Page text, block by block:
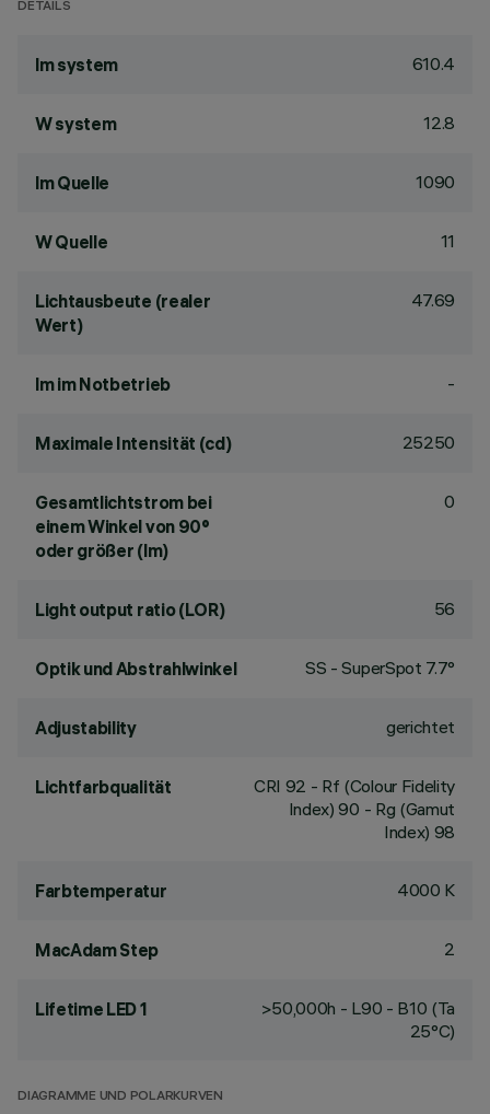
DETAILS
lm system 610.4
W system 12.8
lm Quelle 1090
W Quelle 11
Lichtausbeute (realer
Wert)
47.69
lm im Notbetrieb -
Maximale Intensität (cd) 25250
Gesamtlichtstrom bei
einem Winkel von 90°
oder größer (lm)
0
Light output ratio (LOR) 56
Optik und Abstrahlwinkel SS - SuperSpot 7.7°
Adjustability gerichtet
Lichtfarbqualität CRI 92 - Rf (Colour Fidelity
Index) 90 - Rg (Gamut
Index) 98
Farbtemperatur 4000 K
MacAdam Step 2
Lifetime LED 1
>50,000h - L90 - B10 (Ta
25°C)
DIAGRAMME UND POLARKURVEN